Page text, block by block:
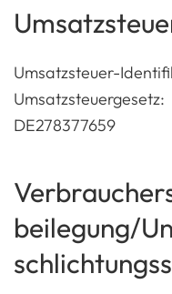
Umsatzsteuer-
Umsatzsteuergesetz:
DE278377659
beilegung/